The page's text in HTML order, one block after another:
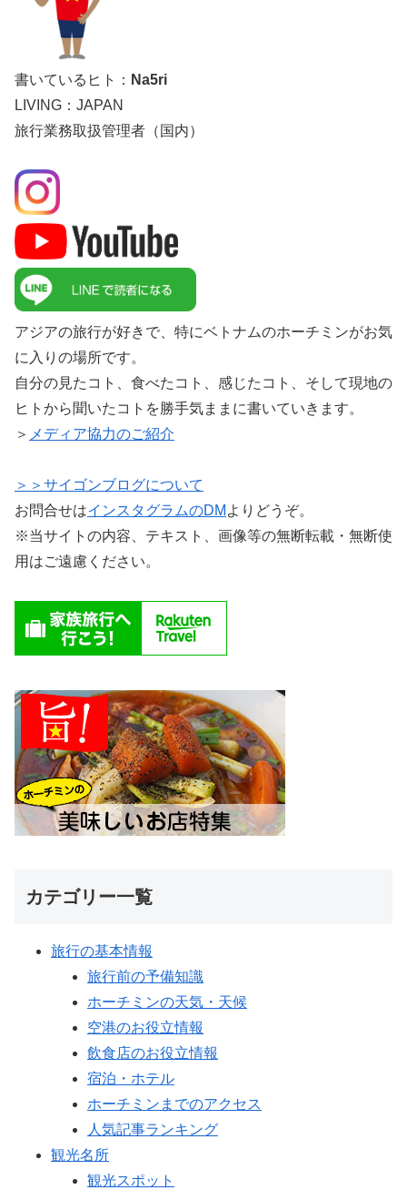
書いているヒト： Na5ri
LIVING：JAPAN
旅行業務取扱管理者（国内）
アジアの旅行が好きで、特にベトナムのホーチミンがお気
に入りの場所です。
自分の見たコト、食べたコト、感じたコト、そして現地の
ヒトから聞いたコトを勝手気ままに書いていきます。
＞ メディア協力のご紹介
＞＞サイゴンブログについて
お問合せはインスタグラムのDM よりどうぞ。
※当サイトの内容、テキスト、画像等の無断転載・無断使
用はご遠慮ください。
カテゴリー一覧
旅行の基本情報
旅行前の予備知識
ホーチミンの天気・天候
空港のお役立情報
飲食店のお役立情報
宿泊・ホテル
ホーチミンまでのアクセス
人気記事ランキング
観光名所
観光スポット